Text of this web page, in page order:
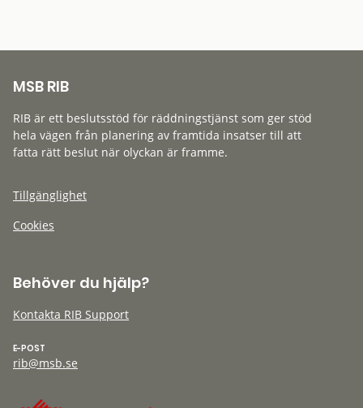
MSB RIB
RIB är ett beslutsstöd för räddningstjänst som ger stöd
hela vägen från planering av framtida insatser till att
fatta rätt beslut när olyckan är framme.
Tillgänglighet
Cookies
Behöver du hjälp?
Kontakta RIB Support
E-POST
rib@msb.se